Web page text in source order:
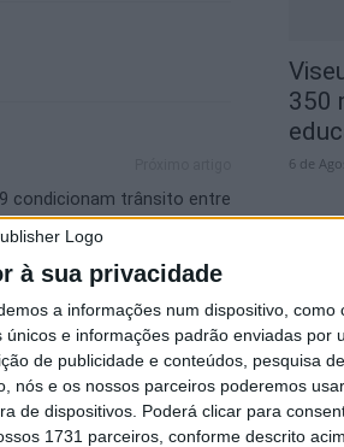
à sua privacidade
a informações num dispositivo, como
e informações padrão enviadas por
de publicidade e conteúdos, pesquisa
nós e os nossos parceiros poderemos
de dispositivos. Poderá clicar para
1731 parceiros, conforme descrito
condicionam trânsito entre
Viseu e Sátão
350
6 de
6 de